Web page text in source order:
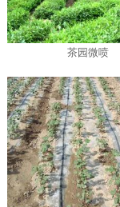
茶园微喷